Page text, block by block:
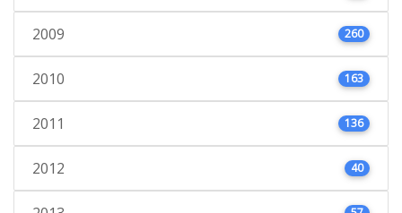
2009 260
2010 163
2011 136
2012 40